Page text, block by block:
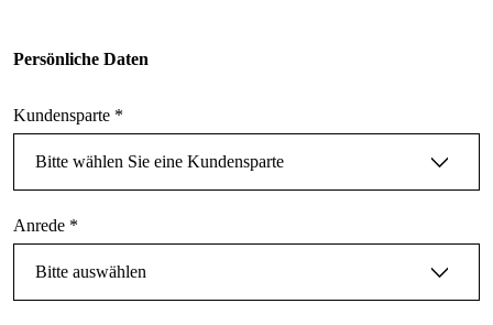
Persönliche Daten